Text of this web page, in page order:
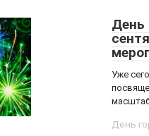
День
Уже
День